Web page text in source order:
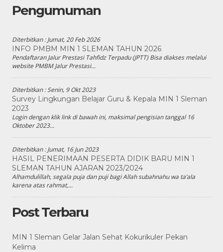
Pengumuman
Diterbitkan :Jumat, 20 Feb 2026
INFO PMBM MIN 1 SLEMAN TAHUN 2026
Pendaftaran Jalur Prestasi Tahfidz Terpadu (JPTT) Bisa diakses melalui
website PMBM Jalur Prestasi...
Diterbitkan :Senin, 9 Okt 2023
Survey Lingkungan Belajar Guru & Kepala MIN 1 Sleman
2023
Login dengan klik link di bawah ini, maksimal pengisian tanggal 16
Oktober 2023...
Diterbitkan :Jumat, 16 Jun 2023
HASIL PENERIMAAN PESERTA DIDIK BARU MIN 1
SLEMAN TAHUN AJARAN 2023/2024
Alhamdulillah, segala puja dan puji bagi Allah subahnahu wa ta’ala
karena atas rahmat,...
Post Terbaru
MIN 1 Sleman Gelar Jalan Sehat Kokurikuler Pekan
Kelima